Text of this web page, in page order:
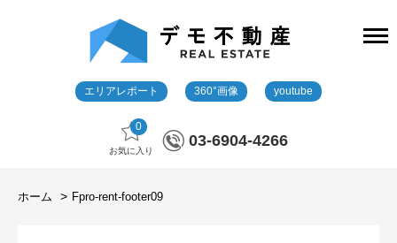
エリアレポート 360°画像 youtube
0
お気に入り
03-6904-4266
ホーム Fpro-rent-footer09